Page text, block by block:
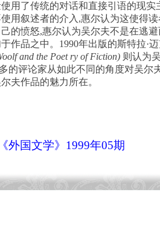
用了传统的对话和直接引语的现实
用叙述者的介入 ,惠尔认为这使得
的愤怒,惠尔认为吴尔夫不是在逃
作品之中。 1990年出版的斯特拉·
and the Poet ry of Fiction) 则认为
的评论家从如此不同的角度对吴尔
夫作品的魅力所在。
外国文学》 1999年05期